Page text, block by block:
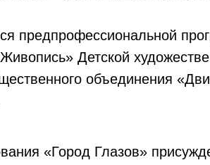
предпрофессиональной
Детской
объединения
«Город Глазов»